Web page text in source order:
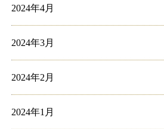
2024年4月
2024年3月
2024年2月
2024年1月